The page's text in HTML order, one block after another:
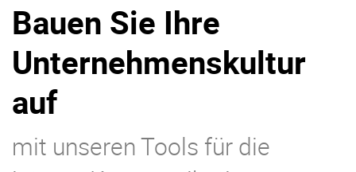
kollaborationsplattform
Soziales Netzwerk
Wissensmanagement
Bewerbungsportal
Produkt
Bauen Sie Ihre
Unternehmenskultur
auf
mit unseren Tools für die